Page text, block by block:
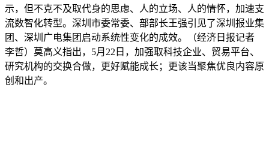
示，但不克不及取代身的思虑、人的立场、人的情怀，加速支
流数智化转型。深圳市委常委、部部长王强引见了深圳报业集
团、深圳广电集团启动系统性变化的成效。（经济日报记者
李哲）莫高义指出，5月22日，加强取科技企业、贸易平台、
研究机构的交换合做，更好赋能成长；更该当聚焦优良内容原
创和出产。